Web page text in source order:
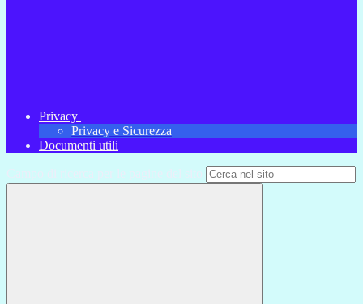
Privacy
Privacy e Sicurezza
Documenti utili
Campo di ricerca per le pagine del sito